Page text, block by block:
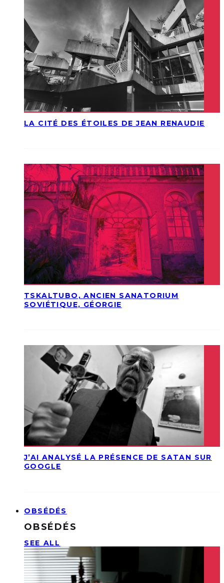
LA CITÉ DES ÉTOILES DE JEAN RENAUDIE
TSKALTUBO, ANCIEN SANATORIUM
SOVIÉTIQUE, GÉORGIE
J’AI ANALYSÉ LA PRÉSENCE DE SATAN SUR
GOOGLE
OBSÉDÉS
OBSÉDÉS
SEE ALL